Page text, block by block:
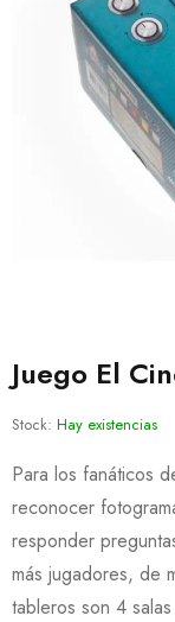
Juego El
Stock: Hay existencias
Para los fanáticos
reconocer
responder
más jugadores, de
tableros son 4